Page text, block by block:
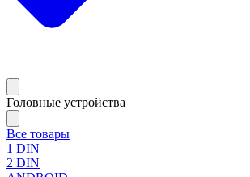
Головные устройства
Все товары
1 DIN
2 DIN